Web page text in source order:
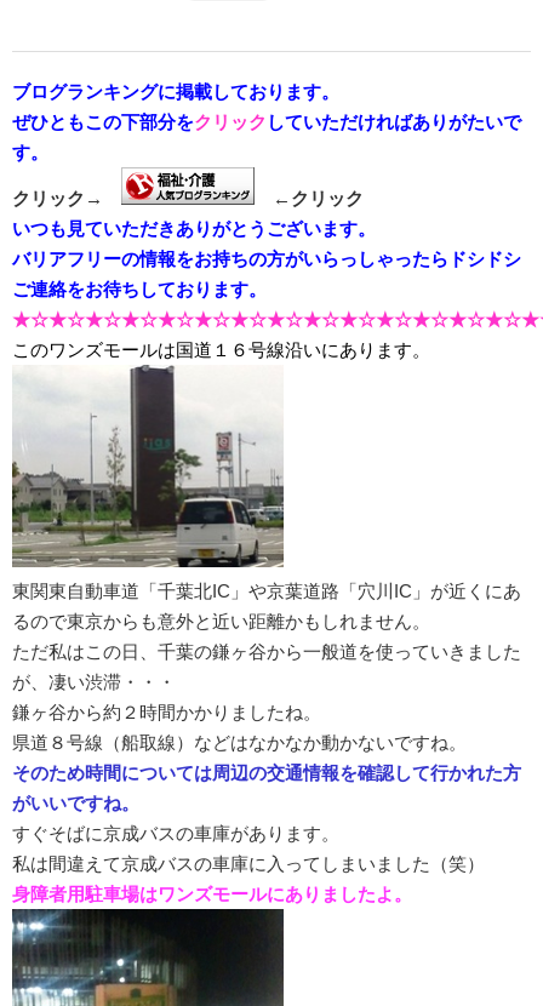
ブログランキングに掲載しております。
ぜひともこの下部分をクリック していただければありがたいで
す。
クリック→
←クリック
いつも見ていただきありがとうございます。
バリアフリーの情報をお持ちの方がいらっしゃったらドシドシ
ご連絡をお待ちしております。
このワンズモールは国道１６号線沿いにあります。
東関東自動車道「千葉北IC」や京葉道路「穴川IC」が近くにあ
るので東京からも意外と近い距離かもしれません。
ただ私はこの日、千葉の鎌ヶ谷から一般道を使っていきました
が、凄い渋滞・・・
鎌ヶ谷から約２時間かかりましたね。
県道８号線（船取線）などはなかなか動かないですね。
そのため時間については周辺の交通情報を確認して行かれた方
がいいですね。
すぐそばに京成バスの車庫があります。
私は間違えて京成バスの車庫に入ってしまいました（笑）
身障者用駐車場はワンズモールにありましたよ。